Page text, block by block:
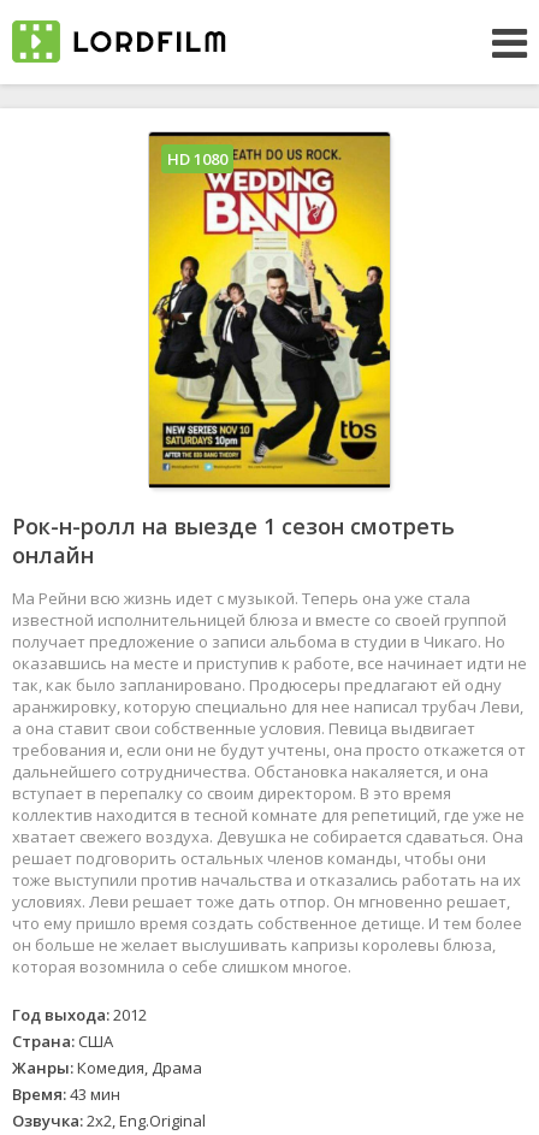
Рок-н-ролл на выезде 1 сезон смотреть
онлайн
Ма Рейни всю жизнь идет с музыкой. Теперь она уже стала
известной исполнительницей блюза и вместе со своей группой
получает предложение о записи альбома в студии в Чикаго. Но
оказавшись на месте и приступив к работе, все начинает идти не
так, как было запланировано. Продюсеры предлагают ей одну
аранжировку, которую специально для нее написал трубач Леви,
а она ставит свои собственные условия. Певица выдвигает
требования и, если они не будут учтены, она просто откажется от
дальнейшего сотрудничества. Обстановка накаляется, и она
вступает в перепалку со своим директором. В это время
коллектив находится в тесной комнате для репетиций, где уже не
хватает свежего воздуха. Девушка не собирается сдаваться. Она
решает подговорить остальных членов команды, чтобы они
тоже выступили против начальства и отказались работать на их
условиях. Леви решает тоже дать отпор. Он мгновенно решает,
что ему пришло время создать собственное детище. И тем более
он больше не желает выслушивать капризы королевы блюза,
которая возомнила о себе слишком многое.
Год выхода:2012
Страна: США
Жанры:Комедия, Драма
Время:43 мин
Озвучка:2x2, Eng.Original
HD 1080